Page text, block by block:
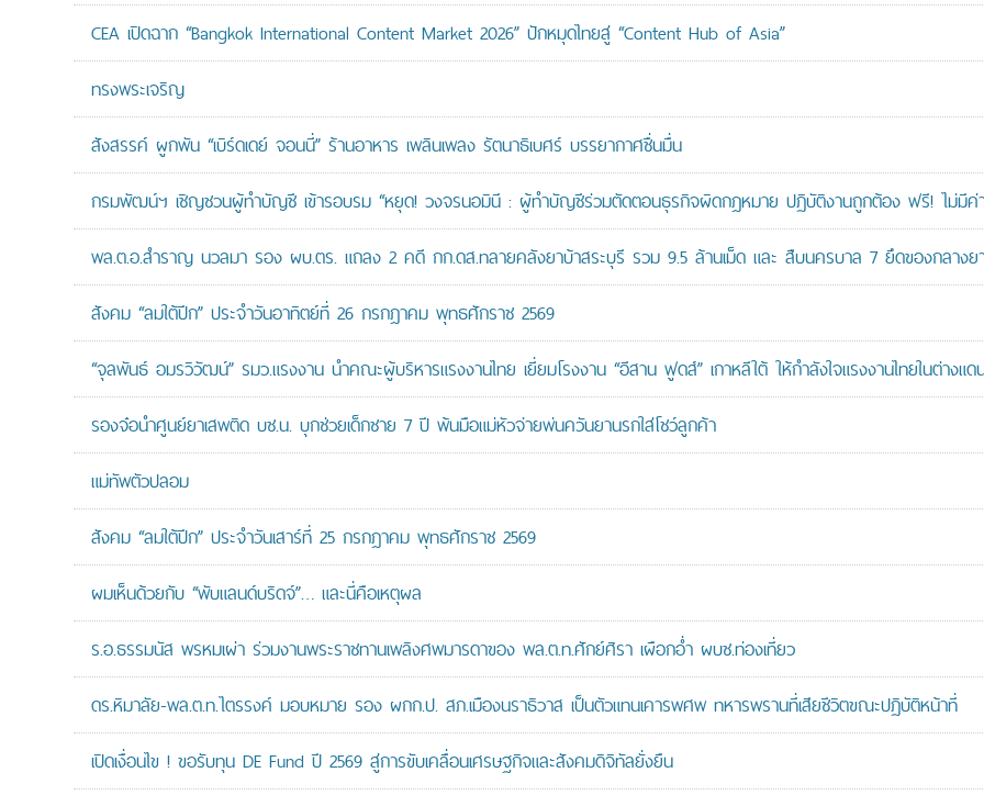
CEA เปิดฉาก “Bangkok International Content Market 2026” ปักหมุดไทยสู่ “Content Hub of Asia”
ทรงพระเจริญ
สังสรรค์ ผูกพัน “เบิร์ดเดย์ จอนนี่” ร้านอาหาร เพลินเพลง รัตนาธิเบศร์ บรรยากาศชื่นมื่น
กรมพัฒน์ฯ เชิญชวนผู้ทำบัญชี เข้ารอบรม “หยุด! วงจรนอมินี : ผู้ทำบัญชีร่วมตัดตอนธุรกิจผิดกฎหมาย ปฏิบัติงานถูกต้อง ฟรี! ไม่มีค่า
พล.ต.อ.สำราญ นวลมา รอง ผบ.ตร. แถลง 2 คดี กก.ดส.ทลายคลังยาบ้าสระบุรี รวม 9.5 ล้านเม็ด และ สืบนครบาล 7 ยึดของกลางย
สังคม “ลมใต้ปีก” ประจำวันอาทิตย์ที่ 26 กรกฎาคม พุทธศักราช 2569
“จุลพันธ์ อมรวิวัฒน์” รมว.แรงงาน นำคณะผู้บริหารแรงงานไทย เยี่ยมโรงงาน “อีสาน ฟูดส์” เกาหลีใต้ ให้กำลังใจแรงงานไทยในต่างแด
รองจ๋อนำศูนย์ยาเสพติด บช.น. บุกช่วยเด็กชาย 7 ปี พ้นมือแม่หัวจ่ายพ่นควันยานรกใส่โชว์ลูกค้า
แม่ทัพตัวปลอม
สังคม “ลมใต้ปีก” ประจำวันเสาร์ที่ 25 กรกฎาคม พุทธศักราช 2569
ผมเห็นด้วยกับ “พับแลนด์บริดจ์”… และนี่คือเหตุผล
ร.อ.ธรรมนัส พรหมเผ่า ร่วมงานพระราชทานเพลิงศพมารดาของ พล.ต.ท.ศักย์ศิรา เผือกอ่ำ ผบช.ท่องเที่ยว
ดร.หิมาลัย-พล.ต.ท.ไตรรงค์ มอบหมาย รอง ผกก.ป. สภ.เมืองนราธิวาส เป็นตัวแทนเคารพศพ ทหารพรานที่เสียชีวิตขณะปฏิบัติหน้าที่
เปิดเงื่อนไข ! ขอรับทุน DE Fund ปี 2569 สู่การขับเคลื่อนเศรษฐกิจและสังคมดิจิทัลยั่งยืน